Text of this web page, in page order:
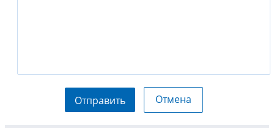
Отправить Отмена